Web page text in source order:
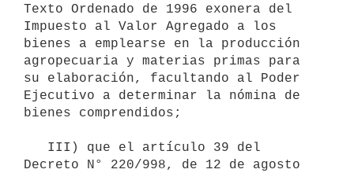
Texto Ordenado de 1996 exonera del
Impuesto al Valor Agregado a los
bienes a emplearse en la producción
agropecuaria y materias primas para
su elaboración, facultando al Poder
Ejecutivo a determinar la nómina de
bienes comprendidos;
Decreto N° 220/998, de 12 de agosto